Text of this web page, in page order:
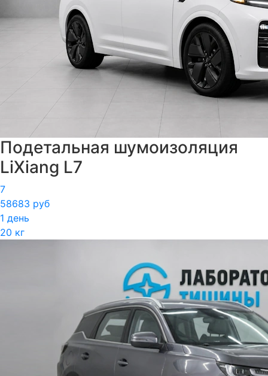
Подетальная шумоизоляция
LiXiang L7
7
58683 руб
1 день
20 кг